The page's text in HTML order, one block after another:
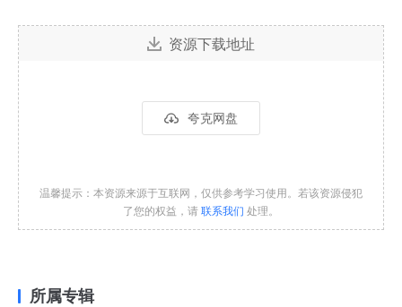
资源下载地址
夸克网盘
温馨提示：本资源来源于互联网，仅供参考学习使用。若该资源侵犯
了您的权益，请 联系我们 处理。
所属专辑